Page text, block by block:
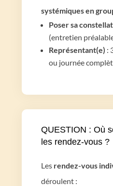
systémiques en
Poser sa
(entretien
Représentant(e) :
ou journée
QUESTION : Où
les rendez-vous ?
Les rendez-vous
déroulent :